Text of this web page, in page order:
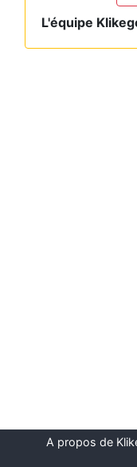
L'équipe
A propos de